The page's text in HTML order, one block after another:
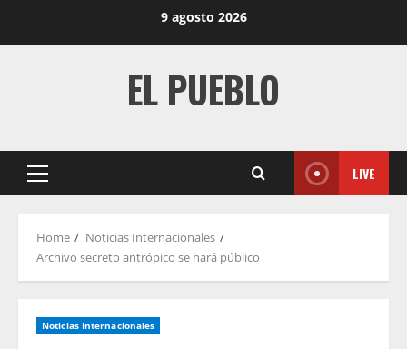
9 agosto 2026
EL PUEBLO
Primary
LIVE
Home
Noticias Internacionales
Archivo secreto antrópico se hará público
Noticias Internacionales